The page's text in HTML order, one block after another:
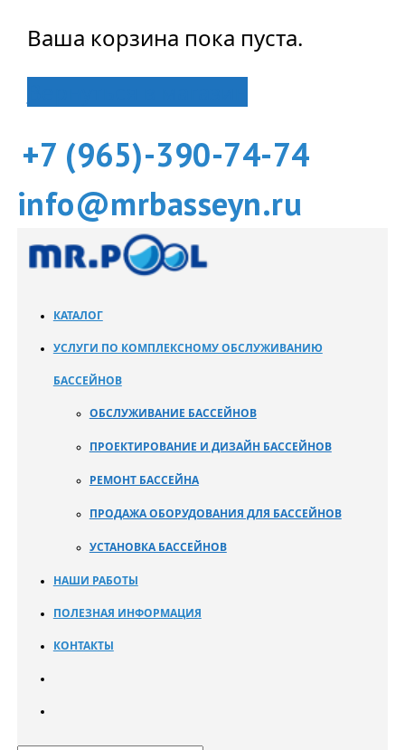
Ваша корзина пока пуста.
+7 (965)-390-74-74
info@mrbasseyn.ru
КАТАЛОГ
УСЛУГИ ПО КОМПЛЕКСНОМУ ОБСЛУЖИВАНИЮ
БАССЕЙНОВ
ОБСЛУЖИВАНИЕ БАССЕЙНОВ
ПРОЕКТИРОВАНИЕ И ДИЗАЙН БАССЕЙНОВ
РЕМОНТ БАССЕЙНА
ПРОДАЖА ОБОРУДОВАНИЯ ДЛЯ БАССЕЙНОВ
УСТАНОВКА БАССЕЙНОВ
НАШИ РАБОТЫ
ПОЛЕЗНАЯ ИНФОРМАЦИЯ
КОНТАКТЫ